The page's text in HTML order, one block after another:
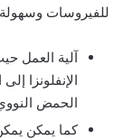
للفيروسات وسهولة
آلية العمل
الحمض
كما يمكن